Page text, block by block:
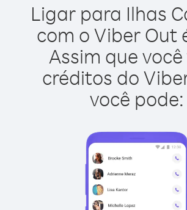
Ligar para Ilhas
com o Viber Out
Assim que
créditos do
você pode: